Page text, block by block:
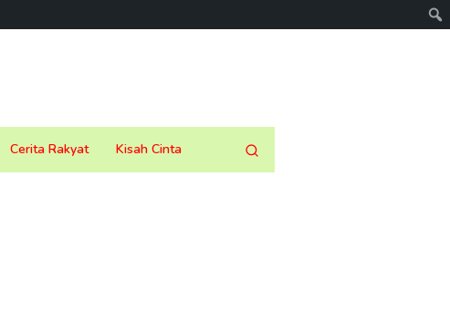
Cerita Rakyat Kisah Cinta